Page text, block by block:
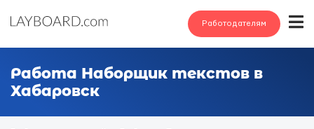
Работодателям
Работа Наборщик текстов в
Хабаровск